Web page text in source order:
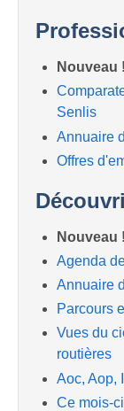
Nouveau !
Senlis
Annuaire
Offres
Nouveau !
Agenda
Annuaire
Parcours
Vues du
routières
Aoc, Aop,
Ce mois-